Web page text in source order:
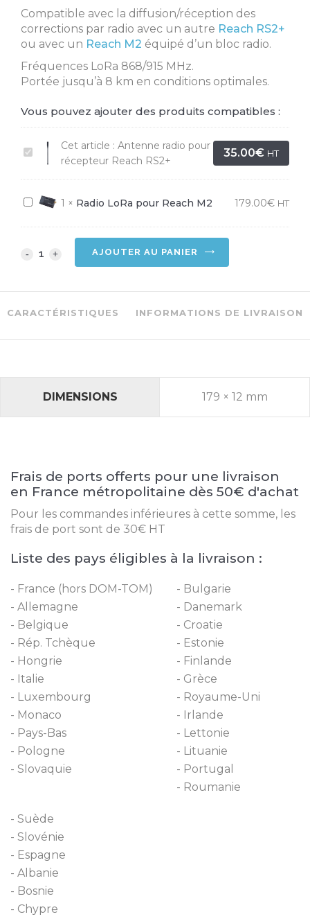
Compatible avec la diffusion/réception des
corrections par radio avec un autre Reach RS2+
ou avec un Reach M2 équipé d’un bloc radio.
Fréquences LoRa 868/915 MHz.
Portée jusqu’à 8 km en conditions optimales.
Vous pouvez ajouter des produits compatibles :
Antenne
récepteur
Reach
Cet article : Antenne radio pour
récepteur Reach RS2+
35.00€ HT
Radio
Reach
1 × Radio LoRa pour Reach M2 179.00€ HT
Antenne
RS2+
AJOUTER AU PANIER
CARACTÉRISTIQUES INFORMATIONS DE LIVRAISON
DIMENSIONS 179 × 12 mm
Frais de ports offerts pour une livraison
en France métropolitaine dès 50€ d'achat
Pour les commandes inférieures à cette somme, les
frais de port sont de 30€ HT
Liste des pays éligibles à la livraison :
France (hors DOM-TOM)
Allemagne
Belgique
Rép. Tchèque
Hongrie
Italie
Luxembourg
Monaco
Pays-Bas
Pologne
Slovaquie
Bulgarie
Danemark
Croatie
Estonie
Finlande
Grèce
Royaume-Uni
Irlande
Lettonie
Lituanie
Portugal
Roumanie
Suède
Slovénie
Espagne
Albanie
Bosnie
Chypre